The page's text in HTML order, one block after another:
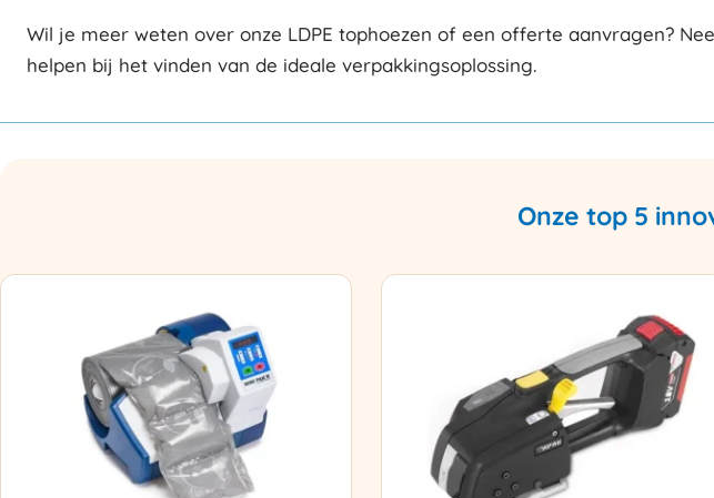
Wil je meer weten over onze LDPE tophoezen of een offerte aanvragen?
helpen bij het vinden van de ideale verpakkingsoplossing.
Onze top 5